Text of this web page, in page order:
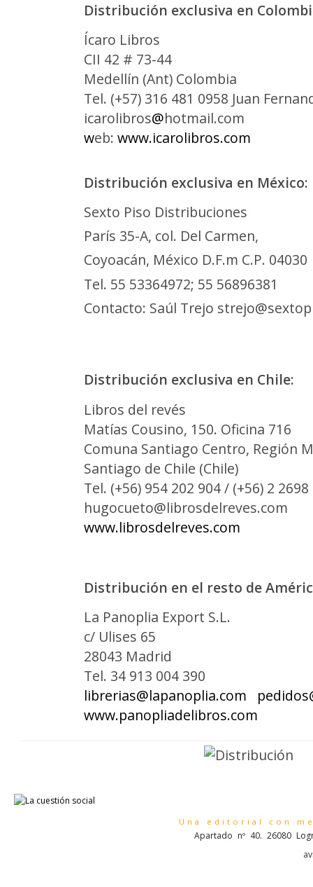
Distribución exclusiva en
Ícaro Libros
CII 42 # 73-44
Medellín (Ant) Colombia
Tel. (+57) 316 481 0958 Juan
icarolibros@hotmail.com
web: www.icarolibros.com
Distribución exclusiva en México:
Sexto Piso Distribuciones
París 35-A, col. Del Carmen,
Coyoacán, México D.F.m C.P. 04030
Tel. 55 53364972; 55 56896381
Contacto: Saúl Trejo
Distribución exclusiva en Chile:
Libros del revés
Matías Cousino, 150. Oficina 716
Comuna Santiago Centro, Región
Santiago de Chile (Chile)
Tel. (+56) 954 202 904 / (+56) 2
hugocueto@librosdelreves.com
www.librosdelreves.com
Distribución en el resto de
La Panoplia Export S.L.
c/ Ulises 65
28043 Madrid
Tel. 34 913 004 390
librerias@lapanoplia.com
www.panopliadelibros.com
Una editorial con
Apartado nº 40. 26080